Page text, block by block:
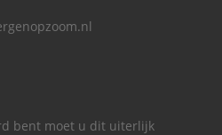
bent moet u dit uiterlijk